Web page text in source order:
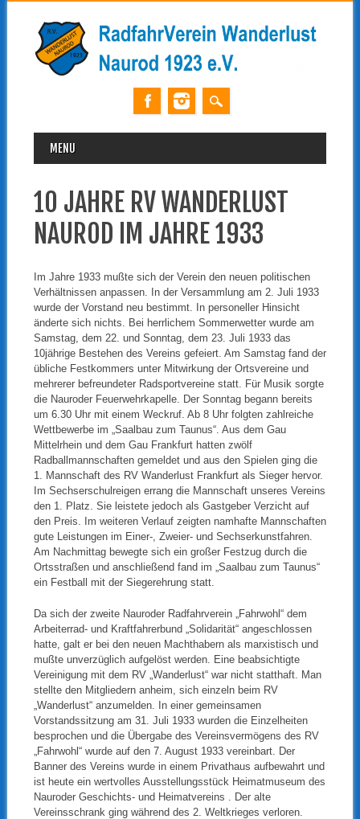
MAIN MENU
MENU
10 JAHRE RV WANDERLUST
NAUROD IM JAHRE 1933
Im Jahre 1933 mußte sich der Verein den neuen politischen
Verhältnissen anpassen. In der Versammlung am 2. Juli 1933
wurde der Vorstand neu bestimmt. In personeller Hinsicht
änderte sich nichts. Bei herrlichem Sommerwetter wurde am
Samstag, dem 22. und Sonntag, dem 23. Juli 1933 das
10jährige Bestehen des Vereins gefeiert. Am Samstag fand der
übliche Festkommers unter Mitwirkung der Ortsvereine und
mehrerer befreundeter Radsportvereine statt. Für Musik sorgte
die Nauroder Feuerwehrkapelle. Der Sonntag begann bereits
um 6.30 Uhr mit einem Weckruf. Ab 8 Uhr folgten zahlreiche
Wettbewerbe im „Saalbau zum Taunus“. Aus dem Gau
Mittelrhein und dem Gau Frankfurt hatten zwölf
Radballmannschaften gemeldet und aus den Spielen ging die
1. Mannschaft des RV Wanderlust Frankfurt als Sieger hervor.
Im Sechserschulreigen errang die Mannschaft unseres Vereins
den 1. Platz. Sie leistete jedoch als Gastgeber Verzicht auf
den Preis. Im weiteren Verlauf zeigten namhafte Mannschaften
gute Leistungen im Einer-, Zweier- und Sechserkunstfahren.
Am Nachmittag bewegte sich ein großer Festzug durch die
Ortsstraßen und anschließend fand im „Saalbau zum Taunus“
ein Festball mit der Siegerehrung statt.
Da sich der zweite Nauroder Radfahrverein „Fahrwohl“ dem
Arbeiterrad- und Kraftfahrerbund „Solidarität“ angeschlossen
hatte, galt er bei den neuen Machthabern als marxistisch und
mußte unverzüglich aufgelöst werden. Eine beabsichtigte
Vereinigung mit dem RV „Wanderlust“ war nicht statthaft. Man
stellte den Mitgliedern anheim, sich einzeln beim RV
„Wanderlust“ anzumelden. In einer gemeinsamen
Vorstandssitzung am 31. Juli 1933 wurden die Einzelheiten
besprochen und die Übergabe des Vereinsvermögens des RV
„Fahrwohl“ wurde auf den 7. August 1933 vereinbart. Der
Banner des Vereins wurde in einem Privathaus aufbewahrt und
ist heute ein wertvolles Ausstellungsstück Heimatmuseum des
Nauroder Geschichts- und Heimatvereins . Der alte
Vereinsschrank ging während des 2. Weltkrieges verloren.